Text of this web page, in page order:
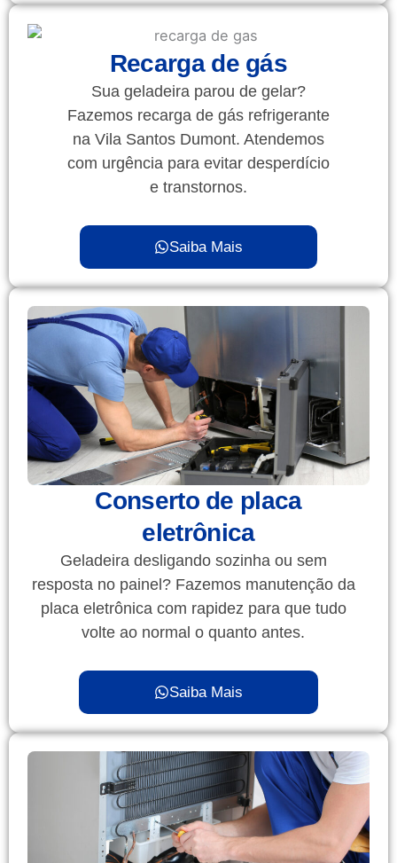
Recarga de gás
Sua geladeira parou de gelar?
Fazemos recarga de gás refrigerante
na Vila Santos Dumont. Atendemos
com urgência para evitar desperdício
e transtornos.
Saiba Mais
Conserto de placa
eletrônica
Geladeira desligando sozinha ou sem
resposta no painel? Fazemos manutenção da
placa eletrônica com rapidez para que tudo
volte ao normal o quanto antes.
Saiba Mais